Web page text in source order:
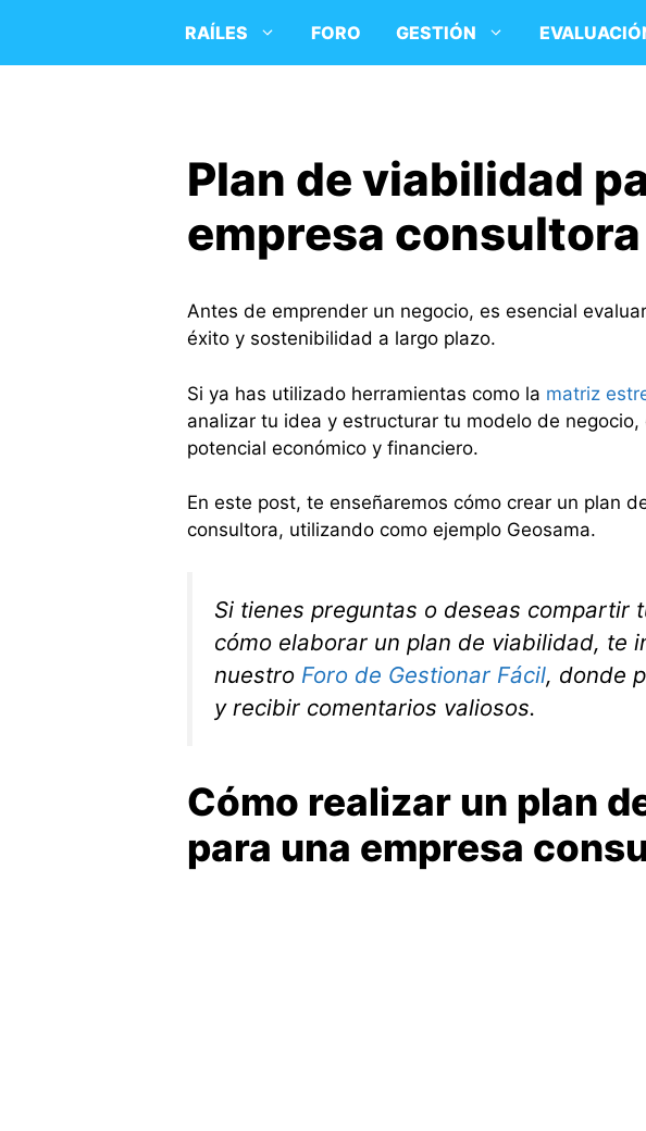
contenido
RAÍLES FORO GESTIÓN
Plan de viabilidad
empresa consultora
Antes de emprender un negocio, es esencial
éxito y sostenibilidad a largo plazo.
Si ya has utilizado herramientas como la matriz
analizar tu idea y estructurar tu modelo de
potencial económico y financiero.
En este post, te enseñaremos cómo crear un plan
consultora, utilizando como ejemplo Geosama.
Si tienes preguntas o deseas compartir
cómo elaborar un plan de viabilidad, te
nuestro Foro de Gestionar Fácil, donde
y recibir comentarios valiosos.
Cómo realizar un plan
para una empresa